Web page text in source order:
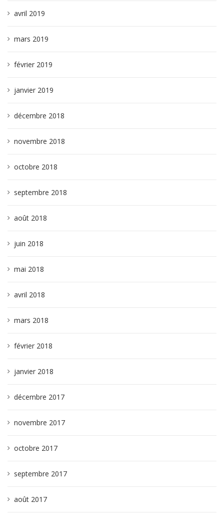
avril 2019
mars 2019
février 2019
janvier 2019
décembre 2018
novembre 2018
octobre 2018
septembre 2018
août 2018
juin 2018
mai 2018
avril 2018
mars 2018
février 2018
janvier 2018
décembre 2017
novembre 2017
octobre 2017
septembre 2017
août 2017